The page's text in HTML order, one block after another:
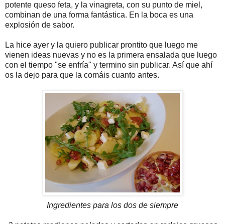
potente queso feta, y la vinagreta, con su punto de miel,
combinan de una forma fantástica. En la boca es una
explosión de sabor.
La hice ayer y la quiero publicar prontito que luego me
vienen ideas nuevas y no es la primera ensalada que luego
con el tiempo "se enfría" y termino sin publicar. Así que ahí
os la dejo para que la comáis cuanto antes.
Ingredientes para los dos de siempre